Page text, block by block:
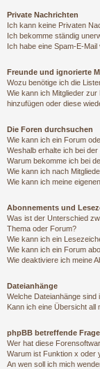
Private Nachrichten
Ich kann keine Privaten
Ich bekomme ständig
Ich habe eine Spam-E-
Freunde und ignorierte
Wozu benötige ich die
Wie kann ich Mitglieder
hinzufügen oder diese
Die Foren durchsuchen
Wie kann ich ein Forum
Weshalb erhalte ich bei
Warum bekomme ich bei
Wie kann ich nach
Wie kann ich meine
Abonnements und
Was ist der Unterschied
Thema oder Forum?
Wie kann ich ein
Wie kann ich ein Forum
Wie deaktiviere ich meine
Dateianhänge
Welche Dateianhänge
Kann ich eine Übersicht all
phpBB betreffende
Wer hat diese
Warum ist Funktion x oder
An wen soll ich mich